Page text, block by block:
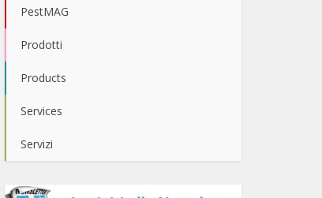
PestMAG
Prodotti
Products
Services
Servizi